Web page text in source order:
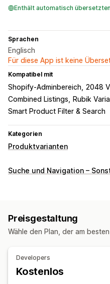
Enthält automatisch
Sprachen
Englisch
Für diese App ist keine
Kompatibel mit
Shopify-Adminbereich 2048
Combined Listings
Rubik
Smart Product Filter & Search
Kategorien
Produktvarianten
Anpassung
Inventar
Anzeige der verfügbaren
Suche und Navigation –
Preisgestaltung
Wähle den Plan, der am
Developers
Kostenlos